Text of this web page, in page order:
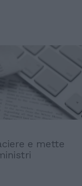
e mette